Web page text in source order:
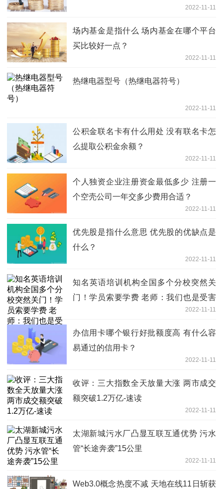
2022-11-11
场内基金是指什么 场内基金在哪个平台
买比较好一点？
2022-11-11
热继电器型号（热继电器符号）
2022-11-11
公积金联名卡有什么用处 没有联名卡怎
么提取公积金余额？
2022-11-11
个人独资企业注册资金最低多少 注册一
个空壳公司一年交多少费用合适？
2022-11-11
优先股是指什么意思 优先股的优缺点是
什么？
2022-11-11
知名英语培训机构全国多个分校突然关
门！学员索要学费 老师：我们也是受害
2022-11-11
办信用卡哪个银行好批额度高 有什么容
易通过的信用卡？
2022-11-11
收评：三大指数全天放量大涨 两市成交
额突破1.2万亿-速读
2022-11-11
太湖新城污水厂凸显互联互通优势 污水
管“长途奔袭”15公里
2022-11-11
Web3.0概念热度不减 天地在线11日斩获